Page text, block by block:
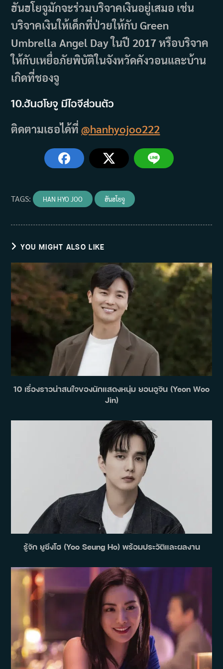
ฮันฮโยจูมักจะร่วมบริจาคเงินอยู่เสมอ เช่น
บริจาคเงินให้เด็กที่ป่วยให้กับ Green
Umbrella Angel Day ในปี 2017 หรือบริจาค
ให้กับเหยื่อภัยพิบัติในจังหวัดคังวอนและบ้าน
เกิดที่ชองจู
10.ฮันฮโยจู มีไอจีส่วนตัว
ติดตามเธอได้ที่@hanhyojoo222
TAGS: HAN HYO JOO ฮันฮโยจู
YOU MIGHT ALSO LIKE
10 เรื่องราวน่าสนใจของนักแสดงหนุ่ม ยอนอูจิน (Yeon Woo
Jin)
รู้จัก ยูซึงโฮ (Yoo Seung Ho) พร้อมประวัติและผลงาน